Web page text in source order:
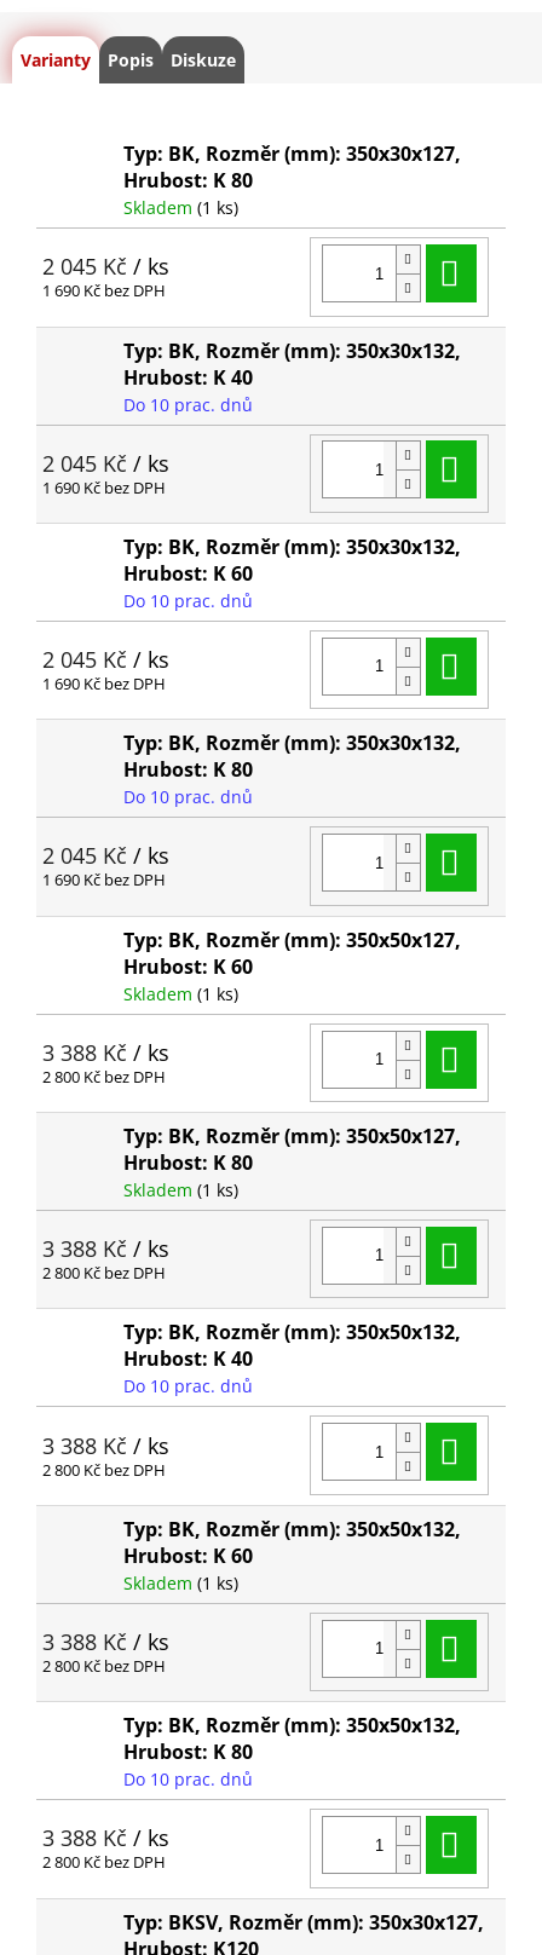
Varianty Popis Diskuze
Typ: BK, Rozměr (mm): 350x30x127,
Hrubost: K 80
Skladem (1 ks)
2 045 Kč / ks
1 690 Kč bez DPH
Typ: BK, Rozměr (mm): 350x30x132,
Hrubost: K 40
Do 10 prac. dnů
2 045 Kč / ks
1 690 Kč bez DPH
Typ: BK, Rozměr (mm): 350x30x132,
Hrubost: K 60
Do 10 prac. dnů
2 045 Kč / ks
1 690 Kč bez DPH
Typ: BK, Rozměr (mm): 350x30x132,
Hrubost: K 80
Do 10 prac. dnů
2 045 Kč / ks
1 690 Kč bez DPH
Typ: BK, Rozměr (mm): 350x50x127,
Hrubost: K 60
Skladem (1 ks)
3 388 Kč / ks
2 800 Kč bez DPH
Typ: BK, Rozměr (mm): 350x50x127,
Hrubost: K 80
Skladem (1 ks)
3 388 Kč / ks
2 800 Kč bez DPH
Typ: BK, Rozměr (mm): 350x50x132,
Hrubost: K 40
Do 10 prac. dnů
3 388 Kč / ks
2 800 Kč bez DPH
Typ: BK, Rozměr (mm): 350x50x132,
Hrubost: K 60
Skladem (1 ks)
3 388 Kč / ks
2 800 Kč bez DPH
Typ: BK, Rozměr (mm): 350x50x132,
Hrubost: K 80
Do 10 prac. dnů
3 388 Kč / ks
2 800 Kč bez DPH
Typ: BKSV, Rozměr (mm): 350x30x127,
Hrubost: K120